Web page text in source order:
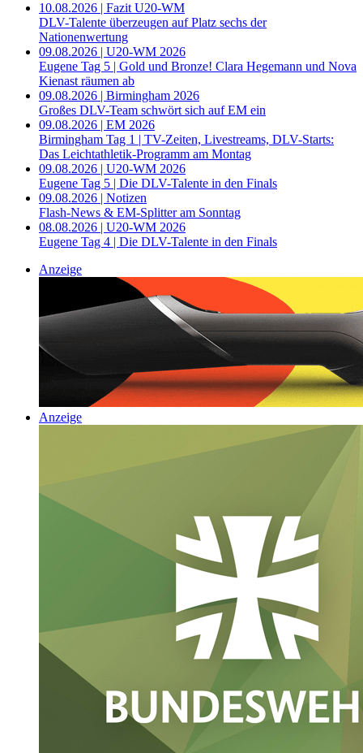
10.08.2026 | Fazit U20-WM
DLV-Talente überzeugen auf Platz sechs der
Nationenwertung
09.08.2026 | U20-WM 2026
Eugene Tag 5 | Gold und Bronze! Clara Hegemann und Nova
Kienast räumen ab
09.08.2026 | Birmingham 2026
Großes DLV-Team schwört sich auf EM ein
09.08.2026 | EM 2026
Birmingham Tag 1 | TV-Zeiten, Livestreams, DLV-Starts:
Das Leichtathletik-Programm am Montag
09.08.2026 | U20-WM 2026
Eugene Tag 5 | Die DLV-Talente in den Finals
09.08.2026 | Notizen
Flash-News & EM-Splitter am Sonntag
08.08.2026 | U20-WM 2026
Eugene Tag 4 | Die DLV-Talente in den Finals
Anzeige
Anzeige